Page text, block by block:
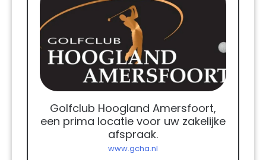
Golfclub Hoogland Amersfoort,
een prima locatie voor uw zakelijke
afspraak.
www.gcha.nl